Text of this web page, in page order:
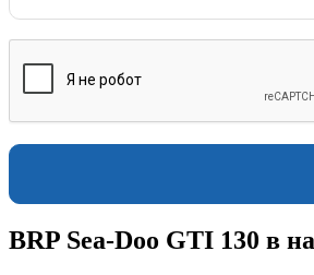
BRP Sea-Doo GTI 130 в